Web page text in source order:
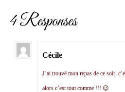
4 Responses
Cécile
J’ai trouvé mon repas de ce soir,
alors c’est tout comme !!! 😉